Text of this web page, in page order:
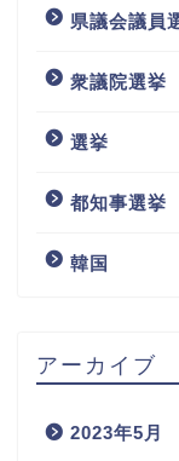
県議会議員
衆議院選挙
選挙
都知事選挙
韓国
アーカイブ
2023年5月